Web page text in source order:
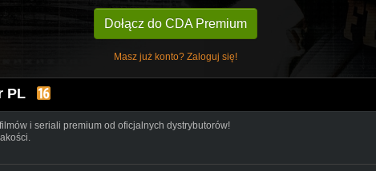
Dołącz do CDA Premium
Masz już konto? Zaloguj się!
PL
i seriali premium od oficjalnych dystrybutorów!